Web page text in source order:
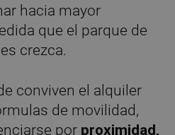
hacia mayor
que el parque de
crezca.
conviven el alquiler
de movilidad,
por proximidad,